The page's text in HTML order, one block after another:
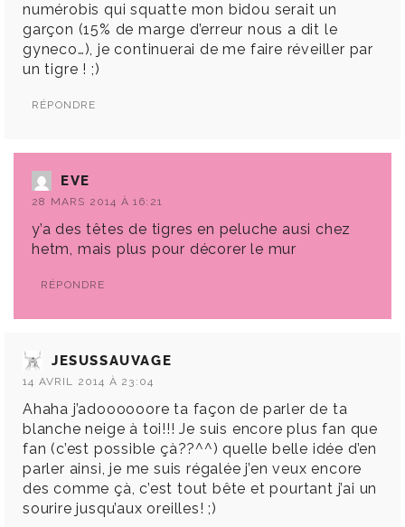
numérobis qui squatte mon bidou serait un
garçon (15% de marge d’erreur nous a dit le
gyneco…), je continuerai de me faire réveiller par
un tigre ! ;)
RÉPONDRE
EVE
28 MARS 2014 À 16:21
y’a des têtes de tigres en peluche ausi chez
hetm, mais plus pour décorer le mur
RÉPONDRE
JESUSSAUVAGE
14 AVRIL 2014 À 23:04
Ahaha j’adoooooore ta façon de parler de ta
blanche neige à toi!!! Je suis encore plus fan que
fan (c’est possible çà??^^) quelle belle idée d’en
parler ainsi, je me suis régalée j’en veux encore
des comme çà, c’est tout bête et pourtant j’ai un
sourire jusqu’aux oreilles! ;)